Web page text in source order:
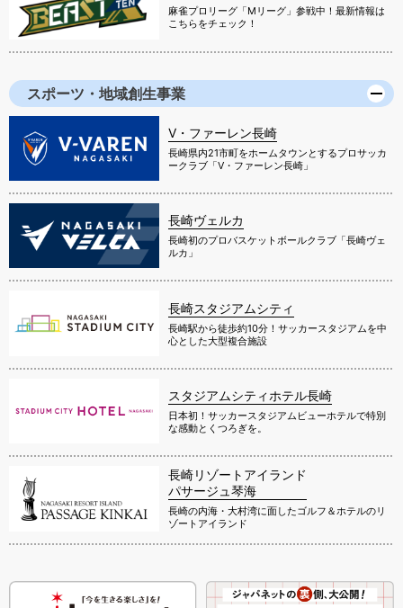
麻雀プロリーグ「Mリーグ」参戦中！最新情報は
こちらをチェック！
スポーツ・地域創生事業
V・ファーレン長崎
長崎県内21市町をホームタウンとするプロサッカ
ークラブ「V・ファーレン長崎」
長崎ヴェルカ
長崎初のプロバスケットボールクラブ「長崎ヴェ
ルカ」
長崎スタジアムシティ
長崎駅から徒歩約10分！サッカースタジアムを中
心とした大型複合施設
スタジアムシティホテル長崎
日本初！サッカースタジアムビューホテルで特別
な感動とくつろぎを。
長崎リゾートアイランド
パサージュ琴海
長崎の内海・大村湾に面したゴルフ＆ホテルのリ
ゾートアイランド